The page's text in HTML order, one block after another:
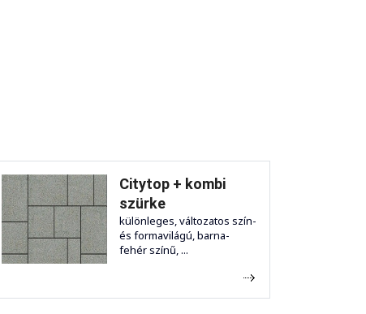
Citytop + kombi
szürke
különleges, változatos szín-
és formavilágú, barna-
fehér színű, ...